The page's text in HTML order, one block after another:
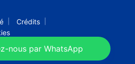
Crédits
de Dieu Tout-Puissant.Tous
nous par WhatsApp